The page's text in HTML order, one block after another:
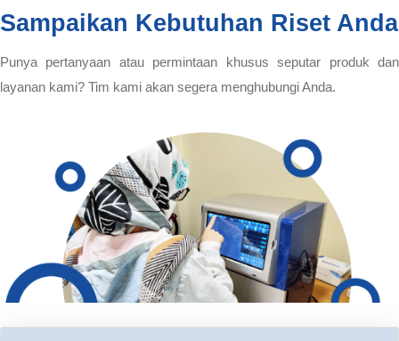
Sampaikan Kebutuhan Riset Anda
Punya pertanyaan atau permintaan khusus seputar produk dan
layanan kami? Tim kami akan segera menghubungi Anda.